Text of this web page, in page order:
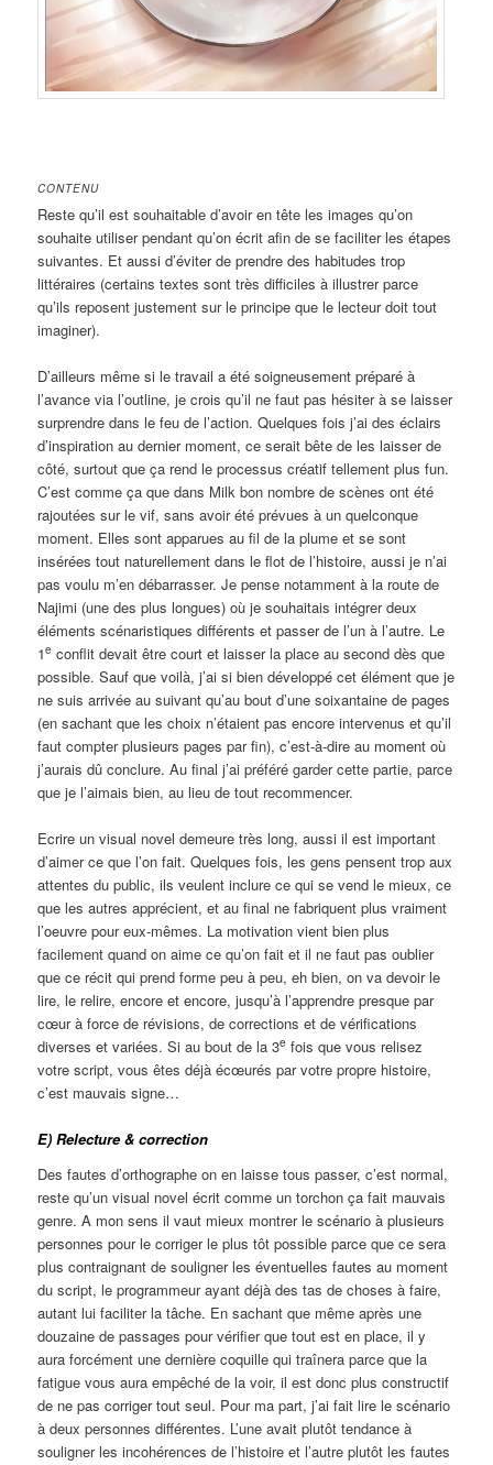
CONTENU
Reste qu’il est souhaitable d’avoir en tête les images qu’on
souhaite utiliser pendant qu’on écrit afin de se faciliter les étapes
suivantes. Et aussi d’éviter de prendre des habitudes trop
littéraires (certains textes sont très difficiles à illustrer parce
qu’ils reposent justement sur le principe que le lecteur doit tout
imaginer).
D’ailleurs même si le travail a été soigneusement préparé à
l’avance via l’outline, je crois qu’il ne faut pas hésiter à se laisser
surprendre dans le feu de l’action. Quelques fois j’ai des éclairs
d’inspiration au dernier moment, ce serait bête de les laisser de
côté, surtout que ça rend le processus créatif tellement plus fun.
C’est comme ça que dans Milk bon nombre de scènes ont été
rajoutées sur le vif, sans avoir été prévues à un quelconque
moment. Elles sont apparues au fil de la plume et se sont
insérées tout naturellement dans le flot de l’histoire, aussi je n’ai
pas voulu m’en débarrasser. Je pense notamment à la route de
Najimi (une des plus longues) où je souhaitais intégrer deux
éléments scénaristiques différents et passer de l’un à l’autre. Le
1e conflit devait être court et laisser la place au second dès que
possible. Sauf que voilà, j’ai si bien développé cet élément que je
ne suis arrivée au suivant qu’au bout d’une soixantaine de pages
(en sachant que les choix n’étaient pas encore intervenus et qu’il
faut compter plusieurs pages par fin), c’est-à-dire au moment où
j’aurais dû conclure. Au final j’ai préféré garder cette partie, parce
que je l’aimais bien, au lieu de tout recommencer.
Ecrire un visual novel demeure très long, aussi il est important
d’aimer ce que l’on fait. Quelques fois, les gens pensent trop aux
attentes du public, ils veulent inclure ce qui se vend le mieux, ce
que les autres apprécient, et au final ne fabriquent plus vraiment
l’oeuvre pour eux-mêmes. La motivation vient bien plus
facilement quand on aime ce qu’on fait et il ne faut pas oublier
que ce récit qui prend forme peu à peu, eh bien, on va devoir le
lire, le relire, encore et encore, jusqu’à l’apprendre presque par
cœur à force de révisions, de corrections et de vérifications
diverses et variées. Si au bout de la 3e fois que vous relisez
votre script, vous êtes déjà écœurés par votre propre histoire,
c’est mauvais signe…
E) Relecture & correction
Des fautes d’orthographe on en laisse tous passer, c’est normal,
reste qu’un visual novel écrit comme un torchon ça fait mauvais
genre. A mon sens il vaut mieux montrer le scénario à plusieurs
personnes pour le corriger le plus tôt possible parce que ce sera
plus contraignant de souligner les éventuelles fautes au moment
du script, le programmeur ayant déjà des tas de choses à faire,
autant lui faciliter la tâche. En sachant que même après une
douzaine de passages pour vérifier que tout est en place, il y
aura forcément une dernière coquille qui traînera parce que la
fatigue vous aura empêché de la voir, il est donc plus constructif
de ne pas corriger tout seul. Pour ma part, j’ai fait lire le scénario
à deux personnes différentes. L’une avait plutôt tendance à
souligner les incohérences de l’histoire et l’autre plutôt les fautes